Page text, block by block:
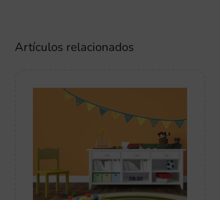
Artículos relacionados